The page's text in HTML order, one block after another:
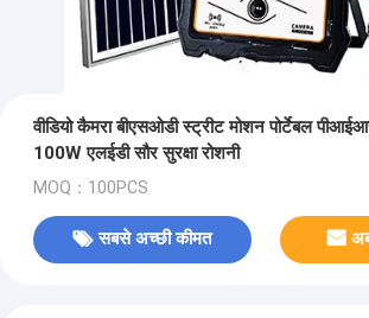
वीडियो कैमरा बीएसओडी स्ट्रीट मोशन पोर्टेबल
100W एलईडी सौर सुरक्षा रोशनी
MOQ：100PCS
सबसे अच्छी कीमत